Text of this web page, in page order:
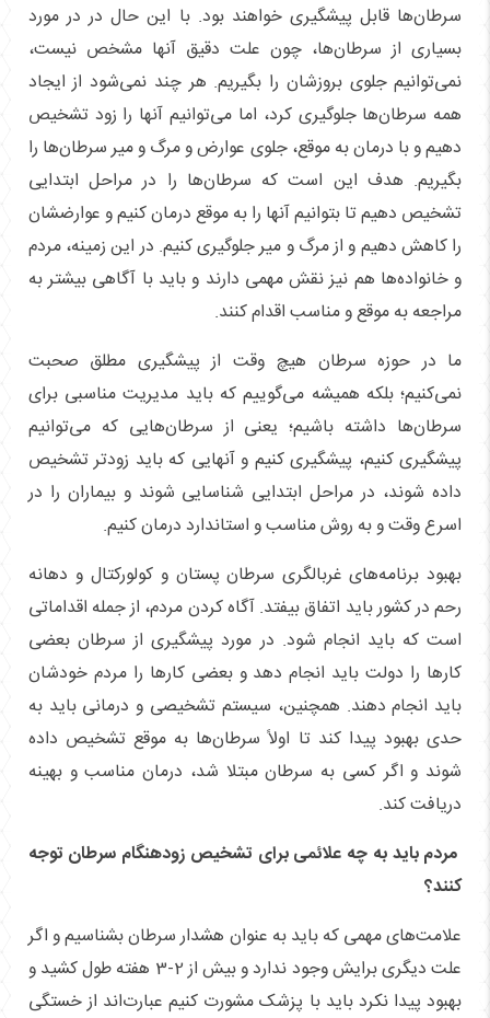
سرطان‌ها قابل پیشگیری خواهند بود. با این حال در در مورد
بسیاری از سرطان‌ها، چون علت دقیق آنها مشخص نیست،
نمی‌توانیم جلوی بروزشان را بگیریم. هر چند نمی‌شود از ایجاد
همه سرطان‌ها جلوگیری کرد، اما می‌توانیم آنها را زود تشخیص
دهیم و با درمان به موقع، جلوی عوارض و مرگ و میر سرطان‌ها را
بگیریم. هدف این است که سرطان‌ها را در مراحل ابتدایی
تشخیص دهیم تا بتوانیم آنها را به موقع درمان کنیم و عوارضشان
را کاهش دهیم و از مرگ و میر جلوگیری کنیم. در این زمینه، مردم
و خانواده‌ها هم نیز نقش مهمی دارند و باید با آگاهی بیشتر به
مراجعه به موقع و مناسب اقدام کنند.
ما در حوزه سرطان هیچ وقت از پیشگیری مطلق صحبت
نمی‌کنیم؛ بلکه همیشه می‌گوییم که باید مدیریت مناسبی برای
سرطان‌ها داشته باشیم؛ یعنی از سرطان‌هایی که می‌توانیم
پیشگیری کنیم، پیشگیری کنیم و آنهایی که باید زودتر تشخیص
داده شوند، در مراحل ابتدایی شناسایی شوند و بیماران را در
اسرع وقت و به روش مناسب و استاندارد درمان کنیم.
بهبود برنامه‌های غربالگری سرطان پستان و کولورکتال و دهانه
رحم در کشور باید اتفاق بیفتد. آگاه کردن مردم، از جمله اقداماتی
است که باید انجام شود. در مورد پیشگیری از سرطان بعضی
کارها را دولت باید انجام دهد و بعضی کارها را مردم خودشان
باید انجام دهند. همچنین، سیستم تشخیصی و درمانی باید به
حدی بهبود پیدا کند تا اولاً سرطان‌ها به موقع تشخیص داده
شوند و اگر کسی به سرطان مبتلا شد، درمان مناسب و بهینه
دریافت کند.
مردم باید به چه علائمی برای تشخیص زودهنگام سرطان توجه
کنند؟
علامت‌های مهمی که باید به عنوان هشدار سرطان بشناسیم و اگر
علت دیگری برایش وجود ندارد و بیش از 2-3 هفته طول کشید و
بهبود پیدا نکرد باید با پزشک مشورت کنیم عبارت‌اند از خستگی